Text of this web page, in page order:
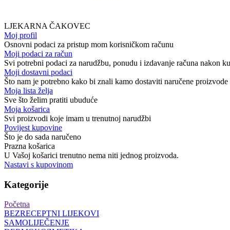
LJEKARNA ČAKOVEC
Moj profil
Osnovni podaci za pristup mom korisničkom računu
Moji podaci za račun
Svi potrebni podaci za narudžbu, ponudu i izdavanje računa nakon
Moji dostavni podaci
Što nam je potrebno kako bi znali kamo dostaviti naručene proizvode
Moja lista želja
Sve što želim pratiti ubuduće
Moja košarica
Svi proizvodi koje imam u trenutnoj narudžbi
Povijest kupovine
Što je do sada naručeno
Prazna košarica
U Vašoj košarici trenutno nema niti jednog proizvoda.
Nastavi s kupovinom
Kategorije
Početna
BEZRECEPTNI LIJEKOVI
SAMOLIJEČENJE